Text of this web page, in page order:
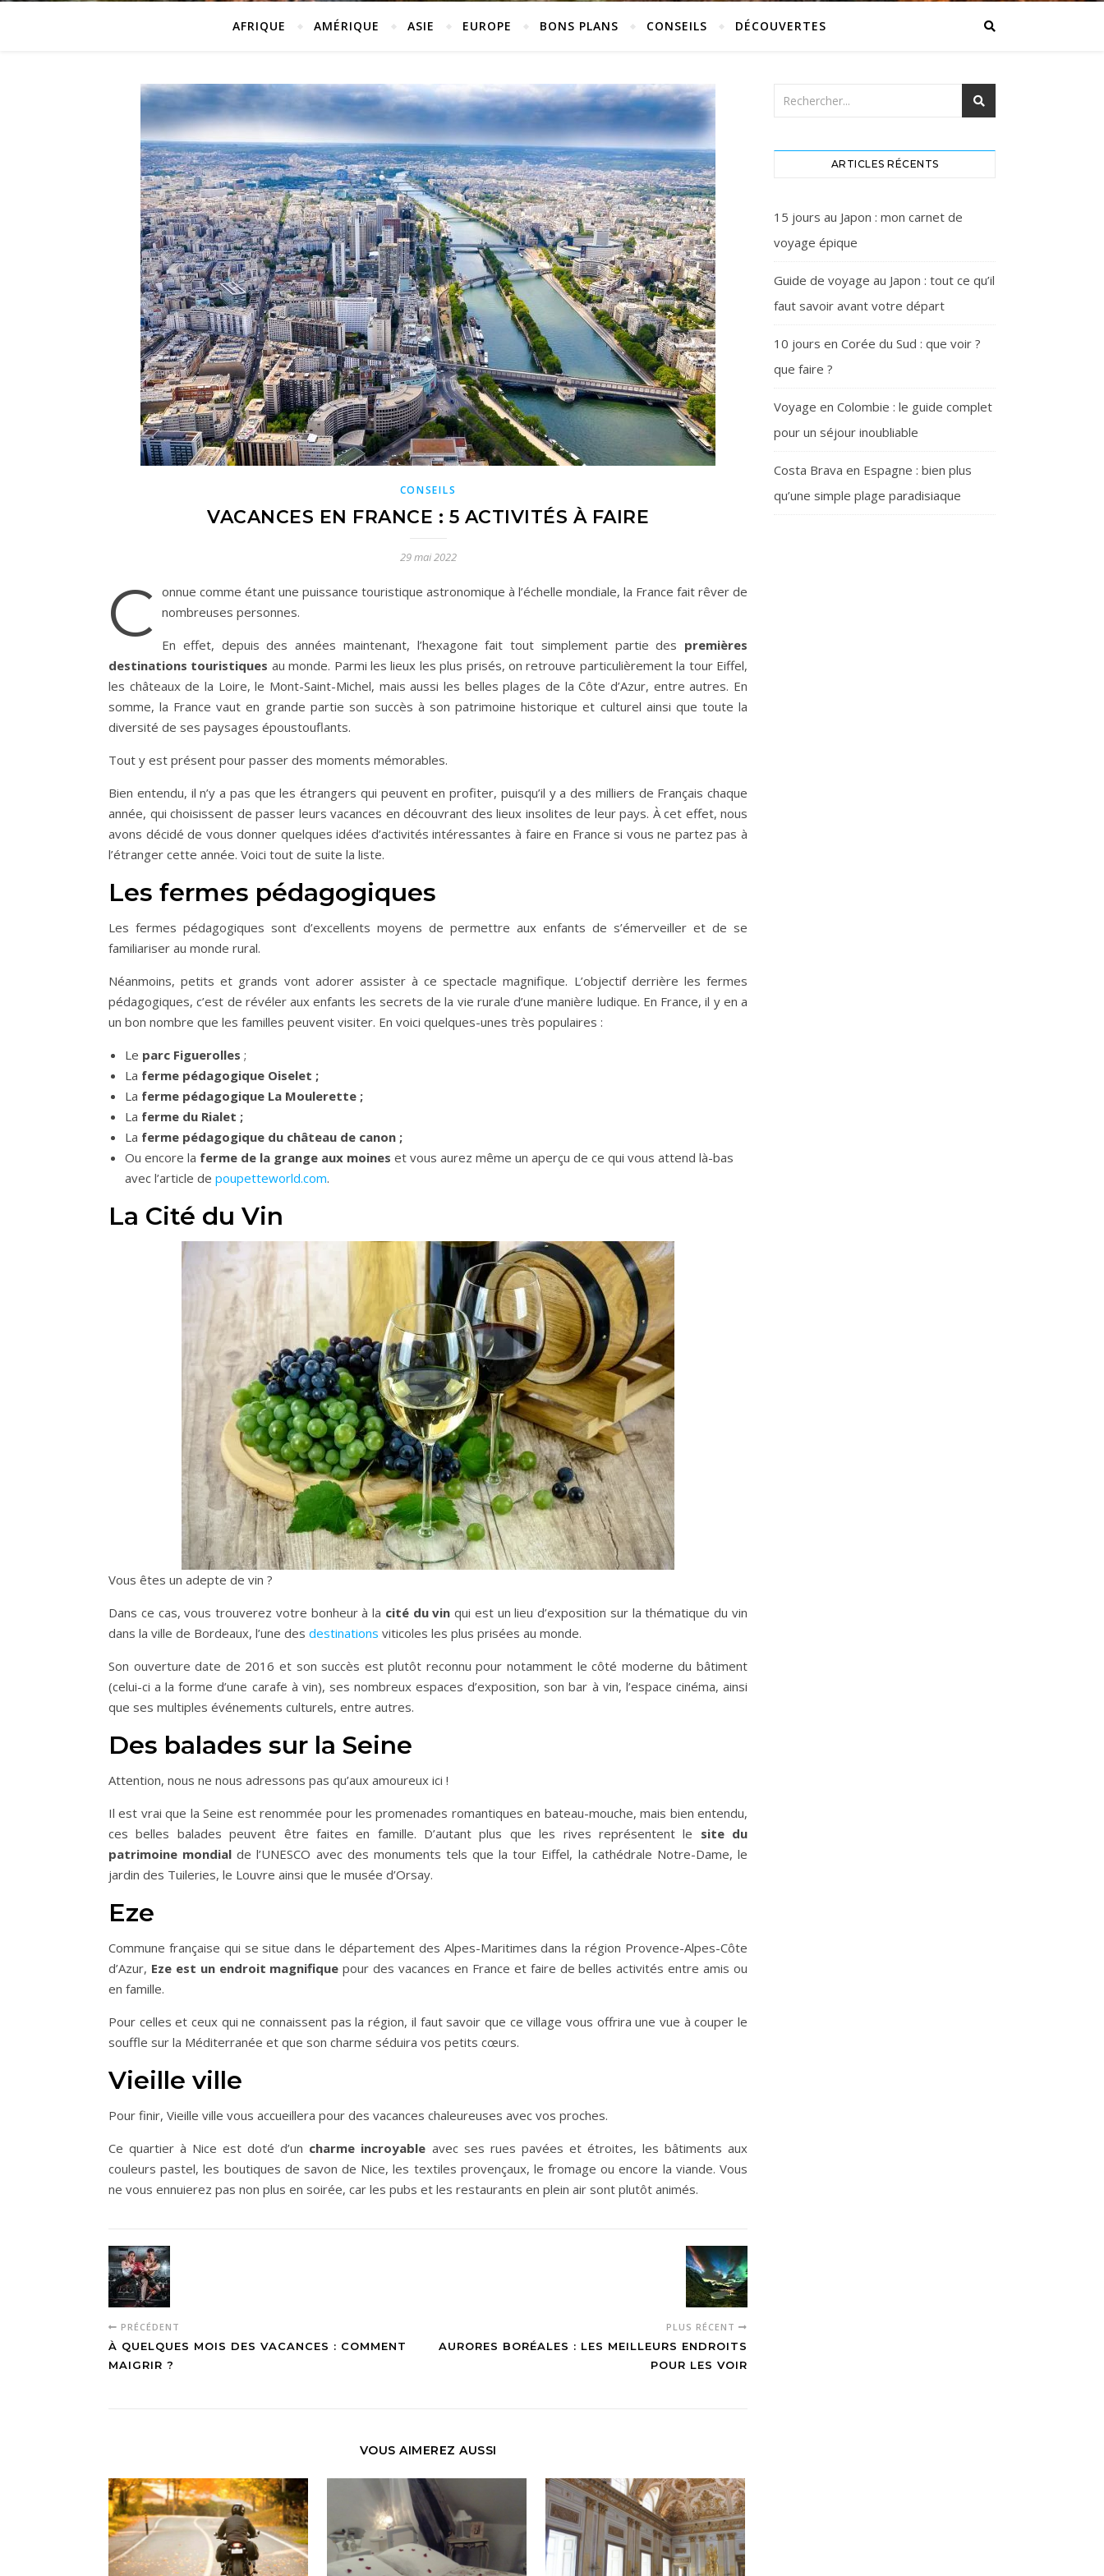
AFRIQUE AMÉRIQUE ASIE EUROPE BONS PLANS CONSEILS DÉCOUVERTES
CONSEILS
VACANCES EN FRANCE : 5 ACTIVITÉS À FAIRE
29 mai 2022
C onnue comme étant une puissance touristique astronomique à l’échelle mondiale, la France fait rêver de
nombreuses personnes.
En effet, depuis des années maintenant, l’hexagone fait tout simplement partie des premières
destinations touristiques au monde. Parmi les lieux les plus prisés, on retrouve particulièrement la tour Eiffel,
les châteaux de la Loire, le Mont-Saint-Michel, mais aussi les belles plages de la Côte d’Azur, entre autres. En
somme, la France vaut en grande partie son succès à son patrimoine historique et culturel ainsi que toute la
diversité de ses paysages époustouflants.
Tout y est présent pour passer des moments mémorables.
Bien entendu, il n’y a pas que les étrangers qui peuvent en profiter, puisqu’il y a des milliers de Français chaque
année, qui choisissent de passer leurs vacances en découvrant des lieux insolites de leur pays. À cet effet, nous
avons décidé de vous donner quelques idées d’activités intéressantes à faire en France si vous ne partez pas à
l’étranger cette année. Voici tout de suite la liste.
Les fermes pédagogiques
Les fermes pédagogiques sont d’excellents moyens de permettre aux enfants de s’émerveiller et de se
familiariser au monde rural.
Néanmoins, petits et grands vont adorer assister à ce spectacle magnifique. L’objectif derrière les fermes
pédagogiques, c’est de révéler aux enfants les secrets de la vie rurale d’une manière ludique. En France, il y en a
un bon nombre que les familles peuvent visiter. En voici quelques-unes très populaires :
Le parc Figuerolles ;
La ferme pédagogique Oiselet ;
La ferme pédagogique La Moulerette ;
La ferme du Rialet ;
La ferme pédagogique du château de canon ;
Ou encore la ferme de la grange aux moines et vous aurez même un aperçu de ce qui vous attend là-bas
avec l’article de poupetteworld.com.
La Cité du Vin
Vous êtes un adepte de vin ?
Dans ce cas, vous trouverez votre bonheur à la cité du vin qui est un lieu d’exposition sur la thématique du vin
dans la ville de Bordeaux, l’une des destinations viticoles les plus prisées au monde.
Son ouverture date de 2016 et son succès est plutôt reconnu pour notamment le côté moderne du bâtiment
(celui-ci a la forme d’une carafe à vin), ses nombreux espaces d’exposition, son bar à vin, l’espace cinéma, ainsi
que ses multiples événements culturels, entre autres.
Des balades sur la Seine
Attention, nous ne nous adressons pas qu’aux amoureux ici !
Il est vrai que la Seine est renommée pour les promenades romantiques en bateau-mouche, mais bien entendu,
ces belles balades peuvent être faites en famille. D’autant plus que les rives représentent le site du
patrimoine mondial de l’UNESCO avec des monuments tels que la tour Eiffel, la cathédrale Notre-Dame, le
jardin des Tuileries, le Louvre ainsi que le musée d’Orsay.
Eze
Commune française qui se situe dans le département des Alpes-Maritimes dans la région Provence-Alpes-Côte
d’Azur, Eze est un endroit magnifique pour des vacances en France et faire de belles activités entre amis ou
en famille.
Pour celles et ceux qui ne connaissent pas la région, il faut savoir que ce village vous offrira une vue à couper le
souffle sur la Méditerranée et que son charme séduira vos petits cœurs.
Vieille ville
Pour finir, Vieille ville vous accueillera pour des vacances chaleureuses avec vos proches.
Ce quartier à Nice est doté d’un charme incroyable avec ses rues pavées et étroites, les bâtiments aux
couleurs pastel, les boutiques de savon de Nice, les textiles provençaux, le fromage ou encore la viande. Vous
ne vous ennuierez pas non plus en soirée, car les pubs et les restaurants en plein air sont plutôt animés.
PRÉCÉDENT
À QUELQUES MOIS DES VACANCES : COMMENT
MAIGRIR ?
PLUS RÉCENT
AURORES BORÉALES : LES MEILLEURS ENDROITS
POUR LES VOIR
VOUS AIMEREZ AUSSI
ARTICLES RÉCENTS
15 jours au Japon : mon carnet de
voyage épique
Guide de voyage au Japon : tout ce qu’il
faut savoir avant votre départ
10 jours en Corée du Sud : que voir ?
que faire ?
Voyage en Colombie : le guide complet
pour un séjour inoubliable
Costa Brava en Espagne : bien plus
qu’une simple plage paradisiaque